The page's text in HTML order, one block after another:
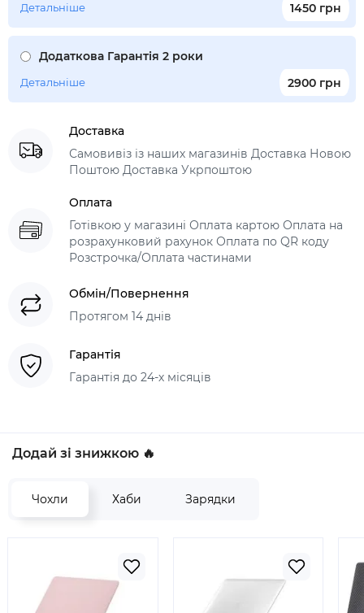
1450 грн
Детальніше
Додаткова Гарантія 2 роки
2900 грн
Детальніше
Доставка
Самовивіз із наших магазинів Доставка Новою
Поштою Доставка Укрпоштою
Оплата
Готівкою у магазині Оплата картою Оплата на
розрахунковий рахунок Оплата по QR коду
Розстрочка/Оплата частинами
Обмін/Повернення
Протягом 14 днів
Гарантія
Гарантія до 24-х місяців
Додай зі знижкою 🔥
Чохли Хаби Зарядки